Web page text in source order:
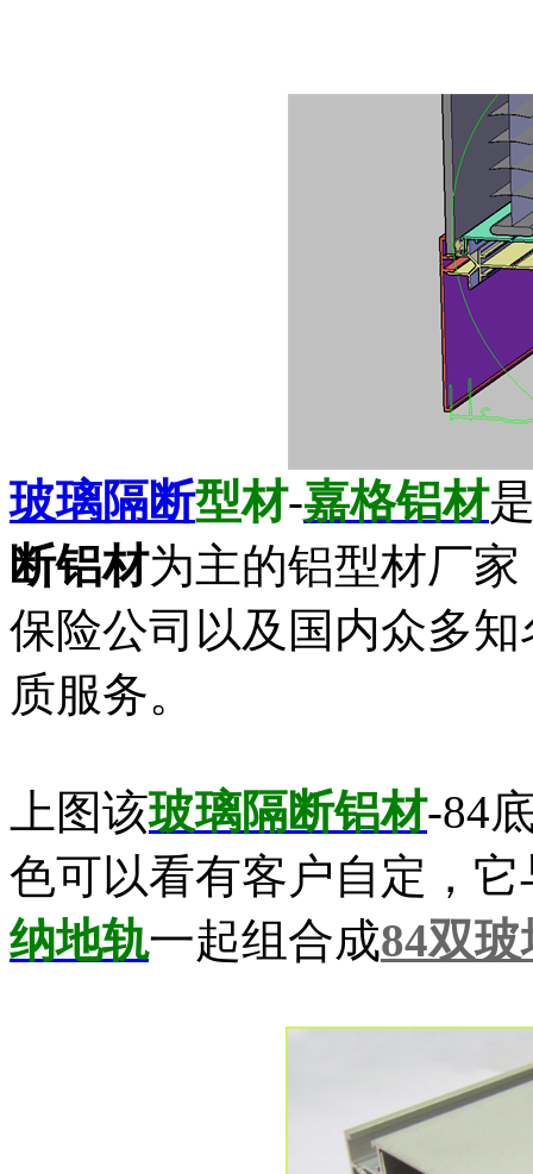
玻璃隔断型材-嘉格铝材
断铝材为主的铝型材厂
保险公司以及国内众多
质服务。
上图该玻璃隔断铝材-84
色可以看有客户自定，它
纳地轨一起组合成84双